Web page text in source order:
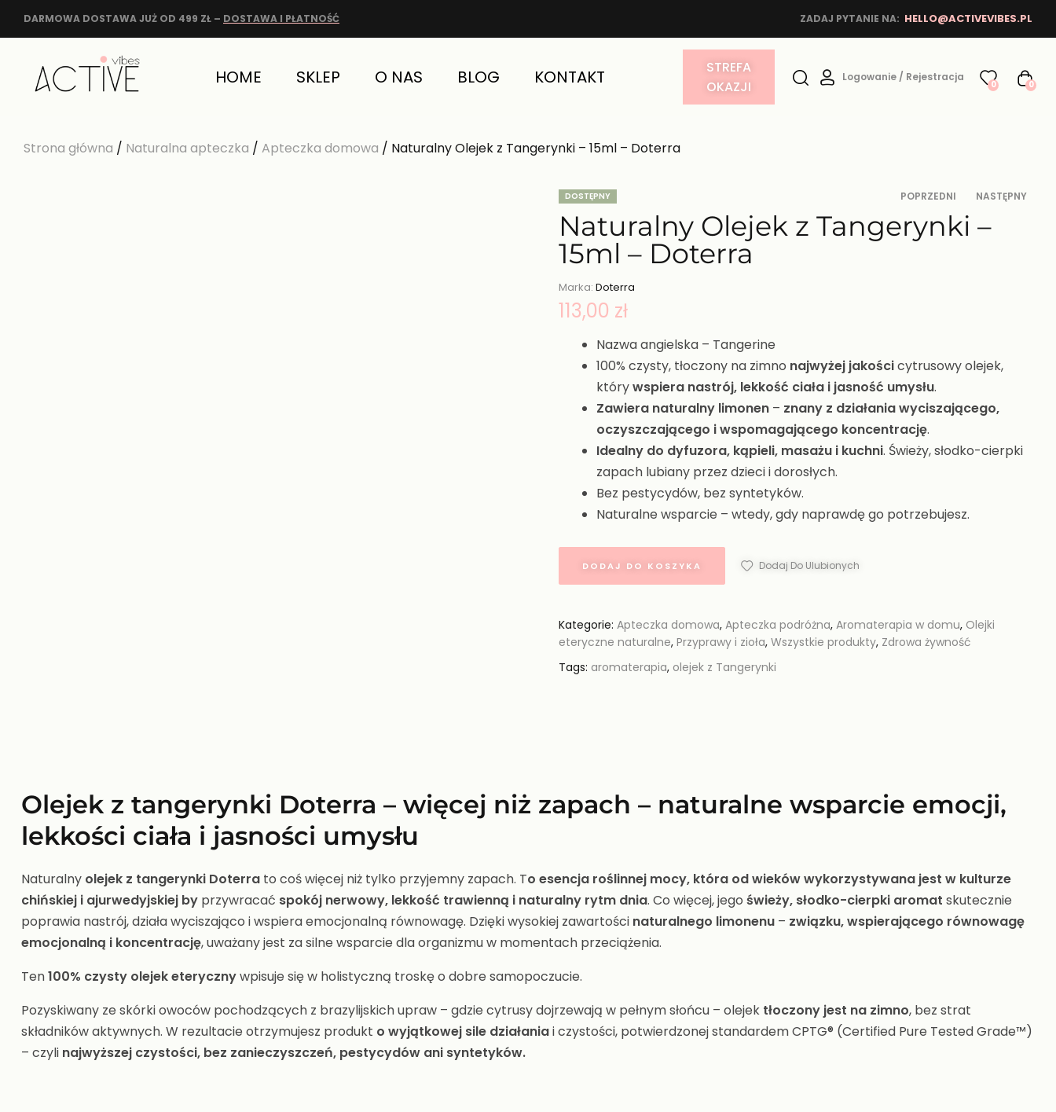
DARMOWA DOSTAWA JUŻ OD 499 ZŁ – DOSTAWA I PŁATNOŚĆ ZADAJ PYTANIE NA: HELLO@ACTIVEVIBES.PL
HOME SKLEP O NAS BLOG KONTAKT
STREFA
OKAZJI
Logowanie / Rejestracja
0 0
Strona główna / Naturalna apteczka / Apteczka domowa / Naturalny Olejek z Tangerynki – 15ml – Doterra
DOSTĘPNY POPRZEDNI NASTĘPNY
Naturalny Olejek z Tangerynki –
15ml – Doterra
Marka: Doterra
113,00 zł
Nazwa angielska – Tangerine
100% czysty, tłoczony na zimno najwyżej jakościcytrusowy olejek,
którywspiera nastrój, lekkość ciała i jasność umysłu.
Zawiera naturalny limonen– znany z działania wyciszającego,
oczyszczającego i wspomagającego koncentrację.
Idealny do dyfuzora, kąpieli, masażu i kuchni. Świeży, słodko-cierpki
zapach lubiany przez dzieci i dorosłych.
Bez pestycydów, bez syntetyków.
Naturalne wsparcie – wtedy, gdy naprawdę go potrzebujesz.
DODAJ DO KOSZYKA Dodaj Do Ulubionych
Kategorie: Apteczka domowa, Apteczka podróżna, Aromaterapia w domu, Olejki
eteryczne naturalne, Przyprawy i zioła, Wszystkie produkty, Zdrowa żywność
Tags: aromaterapia, olejek z Tangerynki
Olejek z tangerynki Doterra – więcej niż zapach – naturalne wsparcie emocji,
lekkości ciała i jasności umysłu
Naturalny olejek z tangerynki Doterra to coś więcej niż tylko przyjemny zapach. To esencja roślinnej mocy, która od wieków wykorzystywana jest w kulturze
chińskiej i ajurwedyjskiej by przywracać spokój nerwowy, lekkość trawienną i naturalny rytm dnia. Co więcej, jego świeży, słodko-cierpki aromat skutecznie
poprawia nastrój, działa wyciszająco i wspiera emocjonalną równowagę. Dzięki wysokiej zawartości naturalnego limonenu – związku, wspierającego równowagę
emocjonalną i koncentrację, uważany jest za silne wsparcie dla organizmu w momentach przeciążenia.
Ten100% czysty olejek eterycznywpisuje się w holistyczną troskę o dobre samopoczucie.
Pozyskiwany ze skórki owoców pochodzących z brazylijskich upraw – gdzie cytrusy dojrzewają w pełnym słońcu – olejek tłoczony jest na zimno, bez strat
składników aktywnych. W rezultacie otrzymujesz produkt o wyjątkowej sile działaniai czystości, potwierdzonej standardem CPTG® (Certified Pure Tested Grade™)
– czyli najwyższej czystości, bez zanieczyszczeń, pestycydów ani syntetyków.